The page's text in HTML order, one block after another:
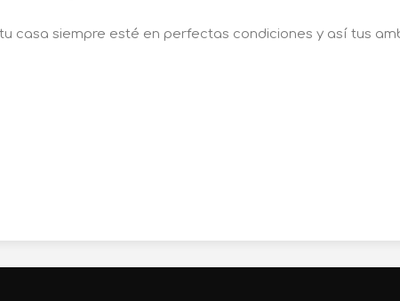
casa siempre esté en perfectas condiciones y así tus